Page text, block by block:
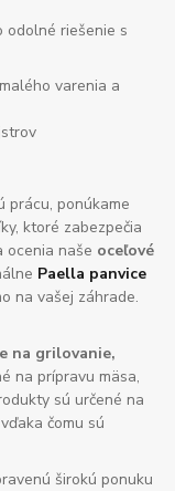
odolné riešenie s
varenia a
prácu, ponúkame
ktoré zabezpečia
ocenia naše oceľové
Paella panvice
na vašej záhrade.
na grilovanie,
na prípravu mäsa,
sú určené na
čomu sú
širokú ponuku